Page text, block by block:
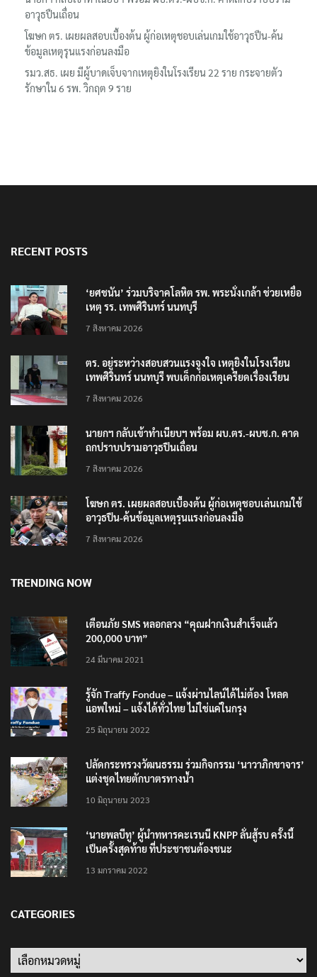
อาวุธปืนเถื่อน
โฆษก ตร. เผยผลสอบเบื้องต้น ผู้ก่อเหตุชอบเล่นเกมใช้อาวุธปืน-ค้น
ข้อมูลเหตุรุนแรงก่อนลงมือ
รมว.สธ. เผย มีผู้บาดเจ็บจากเหตุยิงในโรงเรียน 22 ราย กระจายตัว
รักษาใน 6 รพ. วิกฤต 9 ราย
RECENT POSTS
‘ยศชนัน’ ร่วมบริจาคโลหิต รพ. พระนั่งเกล้า ช่วยเหยื่อ
เหตุ รร. เทพศิรินทร์ นนทบุรี
7 สิงหาคม 2026
ตร. อยู่ระหว่างสอบสวนแรงจูงใจ เหตุยิงในโรงเรียน
เทพศิรินทร์ นนทบุรี พบเด็กก่อเหตุเครียดเรื่องเรียน
7 สิงหาคม 2026
นายกฯ กลับเข้าทำเนียบฯ พร้อม ผบ.ตร.-ผบช.ก. คาด
ถกปราบปรามอาวุธปืนเถื่อน
7 สิงหาคม 2026
โฆษก ตร. เผยผลสอบเบื้องต้น ผู้ก่อเหตุชอบเล่นเกมใช้
อาวุธปืน-ค้นข้อมูลเหตุรุนแรงก่อนลงมือ
7 สิงหาคม 2026
TRENDING NOW
เตือนภัย SMS หลอกลวง “คุณฝากเงินสำเร็จแล้ว
200,000 บาท”
24 มีนาคม 2021
รู้จัก Traffy Fondue – แจ้งผ่านไลน์ได้ไม่ต้อง โหลด
แอพใหม่ – แจ้งได้ทั่วไทย ไม่ใช่แค่ในกรุง
25 มิถุนายน 2022
ปลัดกระทรวงวัฒนธรรม ร่วมกิจกรรม ‘นาวาภิกขาจาร’
แต่งชุดไทยตักบาตรทางน้ำ
10 มิถุนายน 2023
‘นายพลบีทู’ ผู้นำทหารคะเรนนี KNPP ลั่นสู้รบ ครั้งนี้
เป็นครั้งสุดท้าย ที่ประชาชนต้องชนะ
13 มกราคม 2022
CATEGORIES
Categories